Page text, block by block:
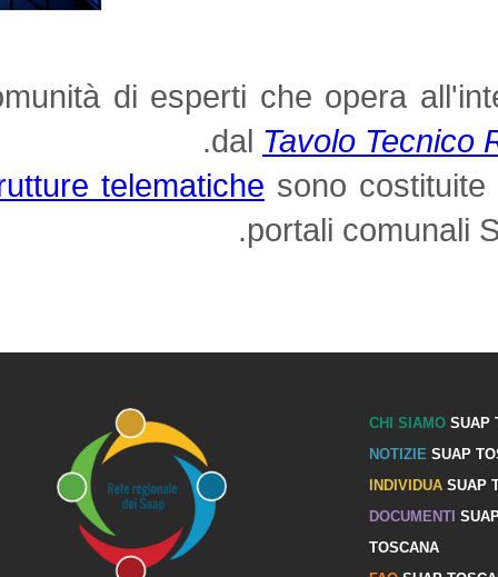
La comunità di esperti che
dal
.
Lestrutture telematichesono
portali